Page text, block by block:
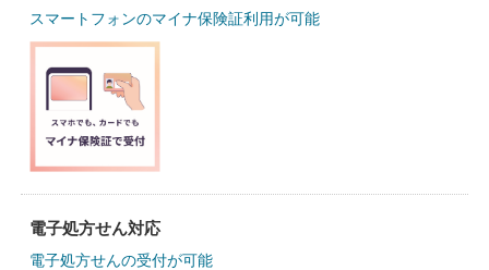
スマートフォンのマイナ保険証利用が可能
電子処方せん対応
電子処方せんの受付が可能